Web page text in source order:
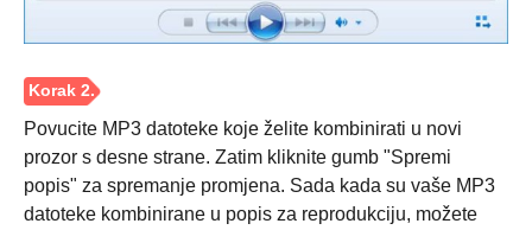
Povucite MP3 datoteke koje želite kombinirati u novi
prozor s desne strane. Zatim kliknite gumb "Spremi
popis" za spremanje promjena. Sada kada su vaše MP3
datoteke kombinirane u popis za reprodukciju, možete